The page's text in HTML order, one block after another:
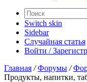
Switch skin
Sidebar
Случайная статья
Войти /
Главная / Форумы /
Продукты, напитки,